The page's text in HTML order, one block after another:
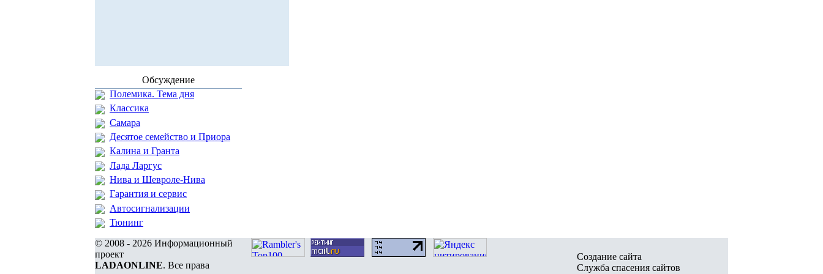
Обсуждение
Полемика. Тема дня
Классика
Самара
Десятое семейство и Приора
Калина и Гранта
Лада Ларгус
Нива и Шевроле-Нива
Гарантия и сервис
Автосигнализации
Тюнинг
© 2008 - 2026 Информационный
проект
LADAONLINE. Все права
Создание сайта
Служба спасения сайтов